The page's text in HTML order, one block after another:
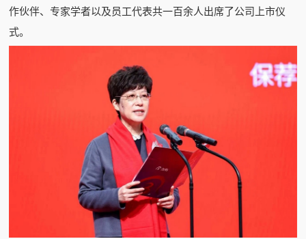
作伙伴、专家学者以及员工代表共一百余人出席了公司上市仪
式。